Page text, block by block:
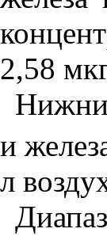
2,58
и
л